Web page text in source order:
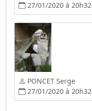
27/01/2020 à 20h32
PONCET Serge
27/01/2020 à 20h32